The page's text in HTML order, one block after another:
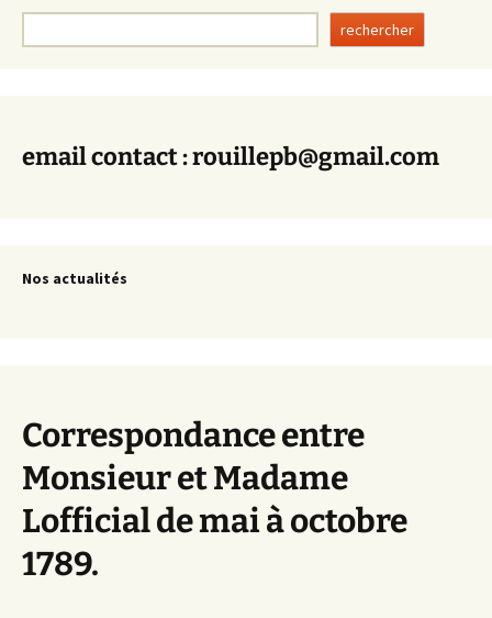
rechercher
email contact : rouillepb@gmail.com
Nos actualités
Correspondance entre
Monsieur et Madame
Lofficial de mai à octobre
1789.